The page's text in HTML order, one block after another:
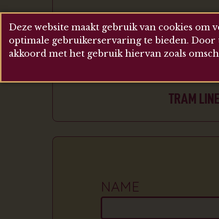
YOU CAN GET TO
THESE
TRAM
NAME
Deze website maakt gebruik van cookies
optimale gebruikerservaring te bieden. Door
akkoord met het gebruik hiervan zoals